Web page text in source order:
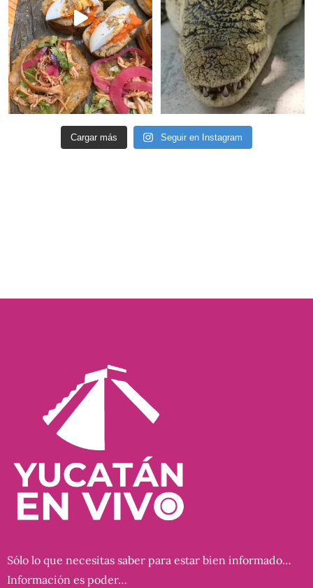
Cargar más Seguir en Instagram
Sólo lo que necesitas saber para estar bien informado…
Información es poder…